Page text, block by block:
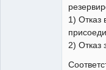
1) Отказ
2) Отказ